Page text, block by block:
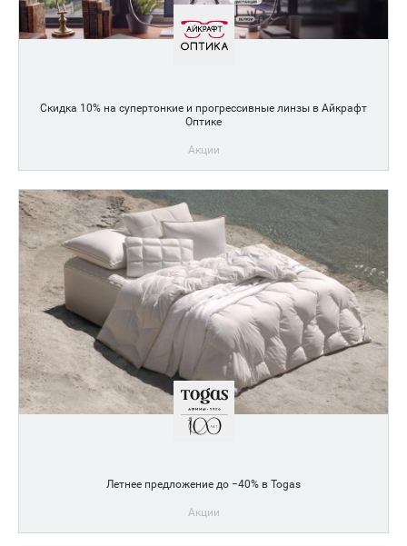
Скидка 10% на супертонкие и прогрессивные линзы в Айкрафт
Оптике
Акции
Летнее предложение до −40% в Togas
Акции